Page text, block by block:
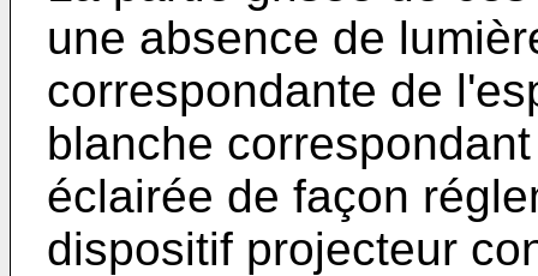
une absence de
correspondante de
blanche
éclairée de façon
dispositif projecteur